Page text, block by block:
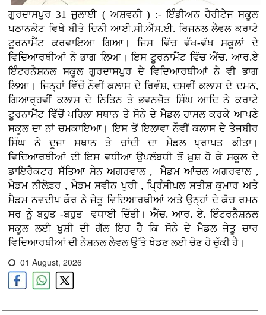
ਗੁਰਦਾਸਪੁਰ 31 ਜੁਲਾਈ ( ਅਸ਼ਵਨੀ ) :- ਇੰਡੀਅਨ ਹੈਰੀਟੇਜ ਸਕੂਲ
ਪਠਾਨਕੋਟ ਵਿਖੇ ਬੀਤੇ ਦਿਨੀ ਆਈ.ਸੀ.ਐੱਸ.ਈ. ਰਿਜਨਲ ਲੈਵਲ ਕਰਾਟੇ
ਟੂਰਨਾਮੈਂਟ ਕਰਵਾਇਆ ਗਿਆ। ਜਿਸ ਵਿੱਚ ਵੱਖ-ਵੱਖ ਸਕੂਲਾਂ ਦੇ
ਵਿਦਿਆਰਥੀਆਂ ਨੇ ਭਾਗ ਲਿਆ। ਇਸ ਟੂਰਨਾਮੈਂਟ ਵਿੱਚ ਐੱਚ. ਆਰ.ਏ
ਇੰਟਰਨੈਸ਼ਨਲ ਸਕੂਲ ਗੁਰਦਾਸਪੁਰ ਦੇ ਵਿਦਿਆਰਥੀਆਂ ਨੇ ਵੀ ਭਾਗ
ਲਿਆ। ਜਿਨ੍ਹਾਂ ਵਿੱਚੋਂ ਨੌਵੀਂ ਕਲਾਸ ਦੇ ਰਿਵੰਸ਼, ਦਸਵੀਂ ਕਲਾਸ ਦੇ ਦਮਨ,
ਗਿਆਰ੍ਹਵੀਂ ਕਲਾਸ ਦੇ ਨਿਤਿਨ ਤੇ ਭਵਨਜੋਤ ਸਿੰਘ ਆਦਿ ਨੇ ਕਰਾਟੇ
ਟੂਰਨਾਮੈਂਟ ਵਿੱਚੋਂ ਪਹਿਲਾ ਸਥਾਨ ਤੇ ਸੋਨੇ ਦੇ ਮੈਡਲ ਹਾਸਲ ਕਰਕੇ ਆਪਣੇ
ਸਕੂਲ ਦਾ ਨਾਂ ਚਮਕਾਇਆ। ਇਸ ਤੋਂ ਇਲਾਵਾ ਨੌਵੀਂ ਕਲਾਸ ਦੇ ਤੇਜਬੀਰ
ਸਿੰਘ ਨੇ ਦੂਜਾ ਸਥਾਨ ਤੇ ਚਾਂਦੀ ਦਾ ਮੈਡਲ ਪ੍ਰਾਪਤ ਕੀਤਾ।
ਵਿਦਿਆਰਥੀਆਂ ਦੀ ਇਸ ਵਧੀਆ ਉਪਲੱਬਧੀ ਤੋਂ ਖ਼ੁਸ਼ ਹੋ ਕੇ ਸਕੂਲ ਦੇ
ਡਾਇਰੈਕਟਰ ਸੱਤਿਆ ਸੇਨ ਅਗਰਵਾਲ , ਮੈਡਮ ਆਂਚਲ ਅਗਰਵਾਲ ,
ਮੈਡਮ ਨੀਲੋਫ਼ਰ , ਮੈਡਮ ਸਵੀਨ ਪੁਰੀ , ਪ੍ਰਿੰਸੀਪਲ ਸਤੀਸ਼ ਕੁਮਾਰ ਅਤੇ
ਮੈਡਮ ਨਵਦੀਪ ਕੌਰ ਨੇ ਜੇਤੂ ਵਿਦਿਆਰਥੀਆਂ ਅਤੇ ਉਨ੍ਹਾਂ ਦੇ ਕੋਚ ਰਮਨ
ਸਰ ਨੂੰ ਬਹੁਤ -ਬਹੁਤ ਵਧਾਈ ਦਿੱਤੀ। ਐੱਚ. ਆਰ. ਏ. ਇੰਟਰਨੈਸ਼ਨਲ
ਸਕੂਲ ਲਈ ਖੁਸ਼ੀ ਦੀ ਗੱਲ ਇਹ ਹੈ ਕਿ ਸੋਨੇ ਦੇ ਮੈਡਲ ਜੇਤੂ ਚਾਰ
ਵਿਦਿਆਰਥੀਆਂ ਦੀ ਨੈਸ਼ਨਲ ਲੈਵਲ ਉੱਤੇ ਖੇਡਣ ਲਈ ਚੋਣ ਹੋ ਚੁੱਕੀ ਹੈ।
01 August, 2026